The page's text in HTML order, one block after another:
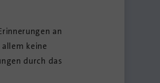
an
keine
durch das